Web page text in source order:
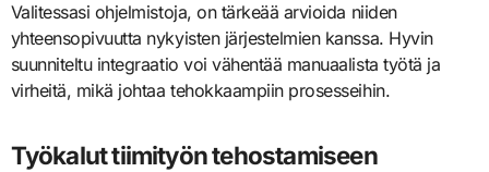
Valitessasi ohjelmistoja, on tärkeää arvioida niiden
yhteensopivuutta nykyisten järjestelmien kanssa. Hyvin
suunniteltu integraatio voi vähentää manuaalista työtä ja
virheitä, mikä johtaa tehokkaampiin prosesseihin.
Työkalut tiimityön tehostamiseen